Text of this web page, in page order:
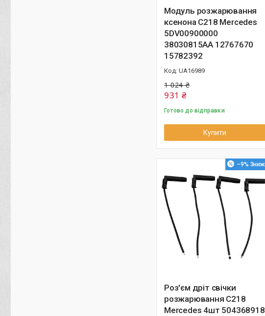
Модуль розжарювання
ксенона C218 Mercedes
5DV00900000
38030815AA 12767670
15782392
UA16989
1 024 ₴
931 ₴
Готово до відправки
Купити
–9%
Роз'єм дріт свічки
розжарювання C218
Mercedes 4шт 504368918